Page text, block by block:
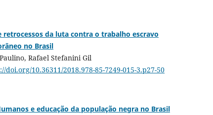
retrocessos da luta contra o trabalho escravo
no Brasil
Rafael Stefanini Gil
doi.org/10.36311/2018.978-85-7249-015-3.p27-50
e educação da população negra no Brasil